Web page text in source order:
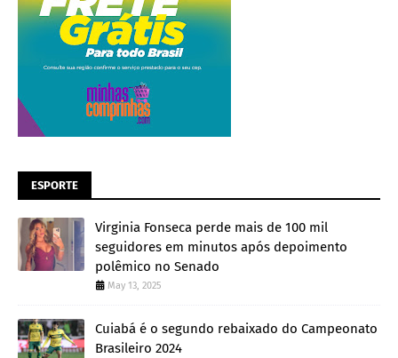
ESPORTE
Virginia Fonseca perde mais de 100 mil
seguidores em minutos após depoimento
polêmico no Senado
May 13, 2025
Cuiabá é o segundo rebaixado do Campeonato
Brasileiro 2024